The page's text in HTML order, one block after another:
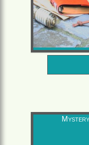
à partir de 10
à partir de